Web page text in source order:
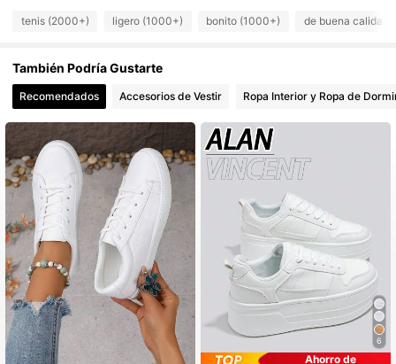
4,94 4.2K Seguidores
4,94
4,94 4.2K Seguidores
tenis (2000+) ligero (1000+) bonito (1000+) de buena calidad
También Podría Gustarte
Recomendados Accesorios de Vestir Ropa Interior y Ropa de
6
Ahorro de